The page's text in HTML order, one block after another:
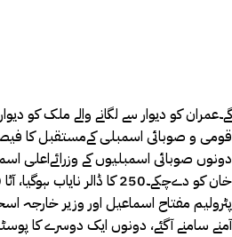
قومی و صوبائی اسمبلی کےمستقبل کا
دونوں صوبائی اسمبلیوں کے وزرائےاعلی
پٹرولیم مفتاح اسماعیل اور وزیر خارجہ
آمنے سامنے آگئے، دونوں ایک دوسرے کا